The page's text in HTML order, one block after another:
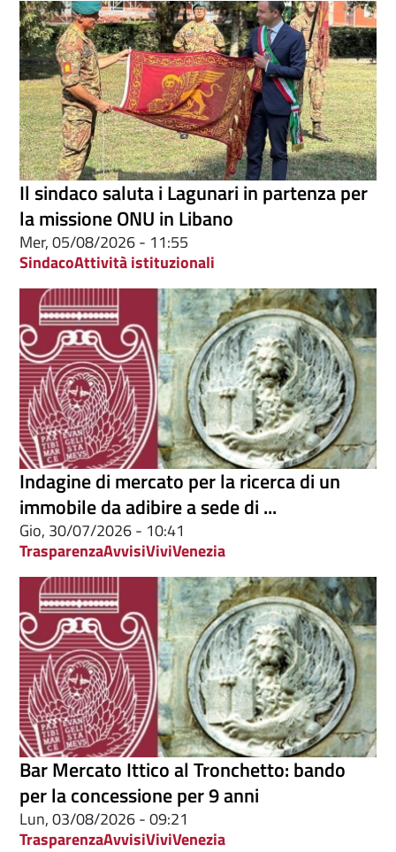
Il sindaco saluta i Lagunari in partenza per
la missione ONU in Libano
Mer, 05/08/2026 - 11:55
SindacoAttività istituzionali
Indagine di mercato per la ricerca di un
immobile da adibire a sede di ...
Gio, 30/07/2026 - 10:41
TrasparenzaAvvisiViviVenezia
Bar Mercato Ittico al Tronchetto: bando
per la concessione per 9 anni
Lun, 03/08/2026 - 09:21
TrasparenzaAvvisiViviVenezia